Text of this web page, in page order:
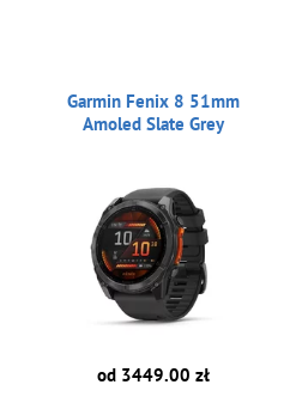
Garmin Fenix 8 51mm
Amoled Slate Grey
od 3449.00 zł